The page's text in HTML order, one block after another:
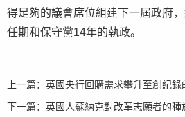
得足夠的議會席位組建下一屆政府
任期和保守黨14年的執政。
上一篇： 英國央行回購需求攀升至創紀錄
下一篇： 英國人蘇納克對改革志願者的